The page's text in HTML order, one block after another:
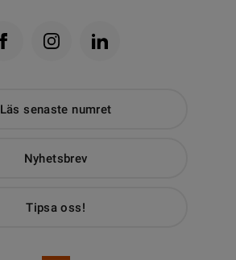
Läs senaste numret
Nyhetsbrev
Tipsa oss!